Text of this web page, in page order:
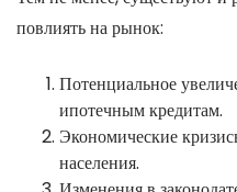
повлиять на рынок:
Потенциальное
ипотечным кредитам.
Экономические
населения.